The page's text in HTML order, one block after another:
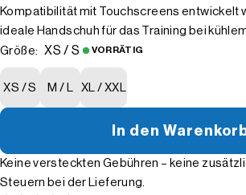
Kompatibilität mit Touchscreens entwickelt
ideale Handschuh für das Training bei
Größe:
XS / S VORRÄTIG
XS / S M / L XL / XXL
In den
Keine versteckten Gebühren – keine
Steuern bei der Lieferung.